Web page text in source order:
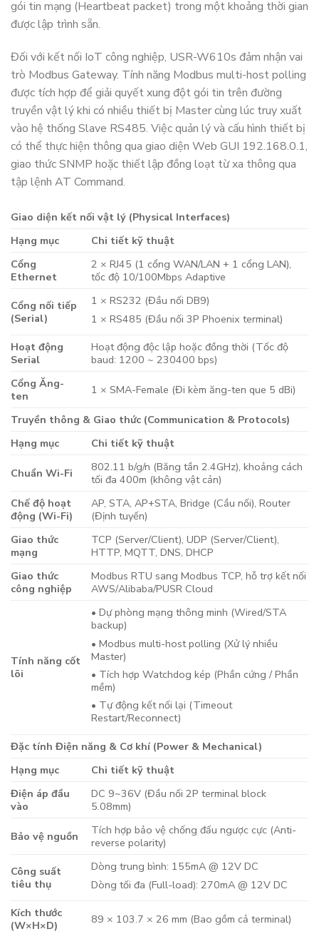
gói tin mạng (Heartbeat packet) trong một khoảng thời gian
được lập trình sẵn.
Đối với kết nối IoT công nghiệp, USR-W610s đảm nhận vai
trò Modbus Gateway. Tính năng Modbus multi-host polling
được tích hợp để giải quyết xung đột gói tin trên đường
truyền vật lý khi có nhiều thiết bị Master cùng lúc truy xuất
vào hệ thống Slave RS485. Việc quản lý và cấu hình thiết bị
có thể thực hiện thông qua giao diện Web GUI 192.168.0.1,
giao thức SNMP hoặc thiết lập đồng loạt từ xa thông qua
tập lệnh AT Command.
Giao diện kết nối vật lý (Physical Interfaces)
Hạng mục
Chi tiết kỹ thuật
Cổng
Ethernet
2 × RJ45 (1 cổng WAN/LAN + 1 cổng LAN),
tốc độ 10/100Mbps Adaptive
Cổng nối tiếp
(Serial)
1 × RS232 (Đầu nối DB9)
1 × RS485 (Đầu nối 3P Phoenix terminal)
Hoạt động
Serial
Hoạt động độc lập hoặc đồng thời (Tốc độ
baud: 1200 ~ 230400 bps)
Cổng Ăng-
ten
1 × SMA-Female (Đi kèm ăng-ten que 5 dBi)
Truyền thông & Giao thức (Communication & Protocols)
Hạng mục
Chi tiết kỹ thuật
Chuẩn Wi-Fi
802.11 b/g/n (Băng tần 2.4GHz), khoảng cách
tối đa 400m (không vật cản)
Chế độ hoạt
động (Wi-Fi)
AP, STA, AP+STA, Bridge (Cầu nối), Router
(Định tuyến)
Giao thức
mạng
TCP (Server/Client), UDP (Server/Client),
HTTP, MQTT, DNS, DHCP
Giao thức
công nghiệp
Modbus RTU sang Modbus TCP, hỗ trợ kết nối
AWS/Alibaba/PUSR Cloud
Tính năng cốt
lõi
• Dự phòng mạng thông minh (Wired/STA
backup)
• Modbus multi-host polling (Xử lý nhiều
Master)
• Tích hợp Watchdog kép (Phần cứng / Phần
mềm)
• Tự động kết nối lại (Timeout
Restart/Reconnect)
Đặc tính Điện năng & Cơ khí (Power & Mechanical)
Hạng mục
Chi tiết kỹ thuật
Điện áp đầu
vào
DC 9~36V (Đầu nối 2P terminal block
5.08mm)
Bảo vệ nguồn
Tích hợp bảo vệ chống đấu ngược cực (Anti-
reverse polarity)
Công suất
tiêu thụ
Dòng trung bình: 155mA @ 12V DC
Dòng tối đa (Full-load): 270mA @ 12V DC
Kích thước
(W×H×D)
89 × 103.7 × 26 mm (Bao gồm cả terminal)